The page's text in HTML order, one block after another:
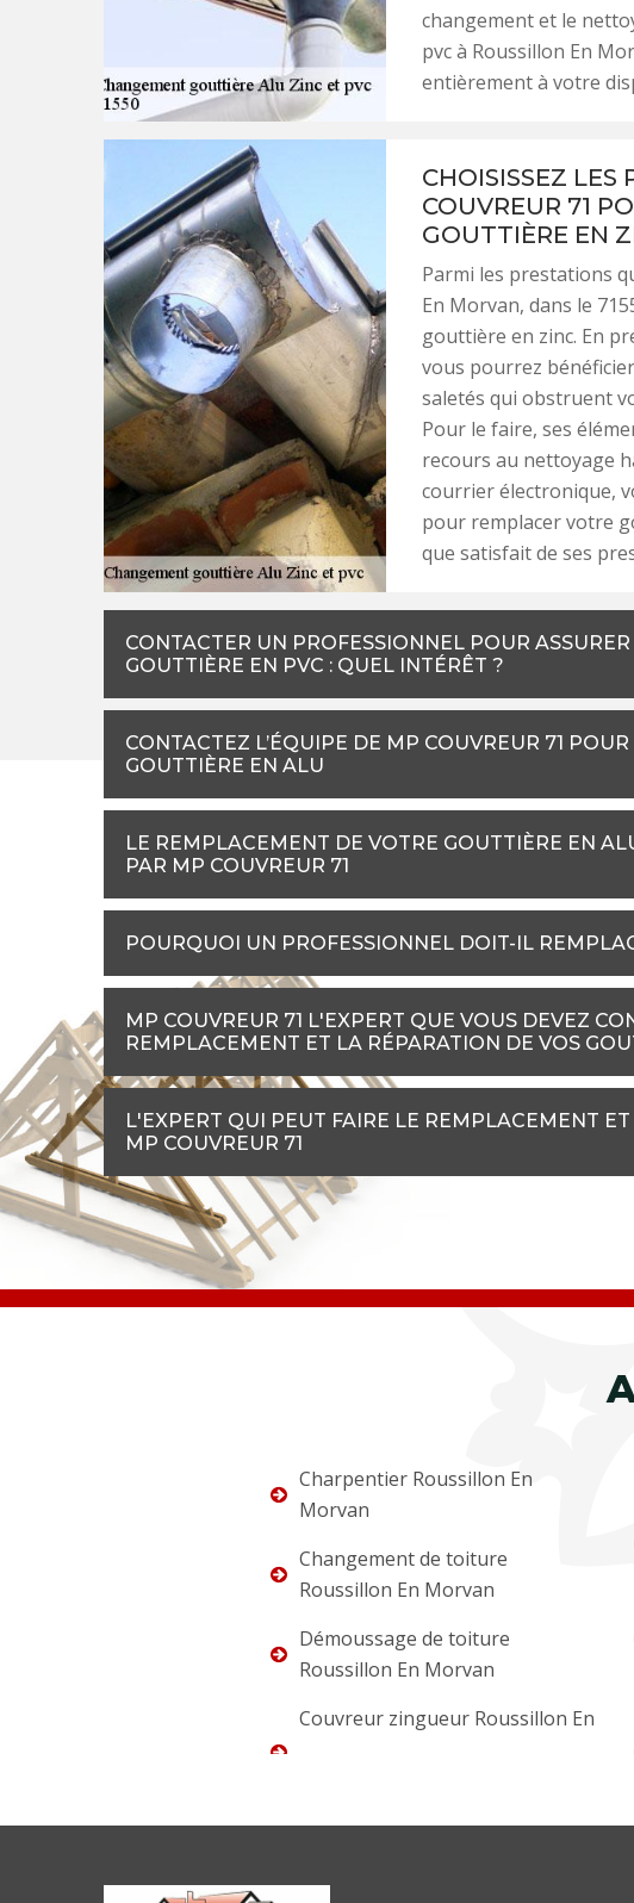
changement et le
pvc à Roussillon En
entièrement à votre
CHOISISSEZ LES
COUVREUR 71
GOUTTIÈRE EN
Parmi les prestations
En Morvan, dans le
gouttière en zinc. En
vous pourrez
saletés qui obstruent
Pour le faire, ses
recours au nettoyage
courrier électronique,
pour remplacer votre
que satisfait de ses
CONTACTER UN PROFESSIONNEL POUR
GOUTTIÈRE EN PVC : QUEL INTÉRÊT ?
CONTACTEZ L’ÉQUIPE DE MP COUVREUR 71
GOUTTIÈRE EN ALU
LE REMPLACEMENT DE VOTRE GOUTTIÈRE EN
PAR MP COUVREUR 71
POURQUOI UN PROFESSIONNEL DOIT-IL
MP COUVREUR 71 L'EXPERT QUE VOUS DEVEZ
REMPLACEMENT ET LA RÉPARATION DE VOS
L'EXPERT QUI PEUT FAIRE LE REMPLACEMENT
MP COUVREUR 71
Charpentier Roussillon En
Morvan
Changement de toiture
Roussillon En Morvan
Démoussage de toiture
Roussillon En Morvan
Couvreur zingueur Roussillon En